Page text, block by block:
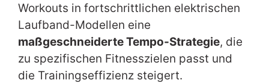
Workouts in fortschrittlichen elektrischen
Laufband-Modellen eine
maßgeschneiderte Tempo-Strategie, die
zu spezifischen Fitnesszielen passt und
die Trainingseffizienz steigert.